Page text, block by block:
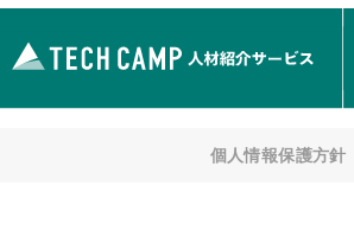
個人情報保護方針